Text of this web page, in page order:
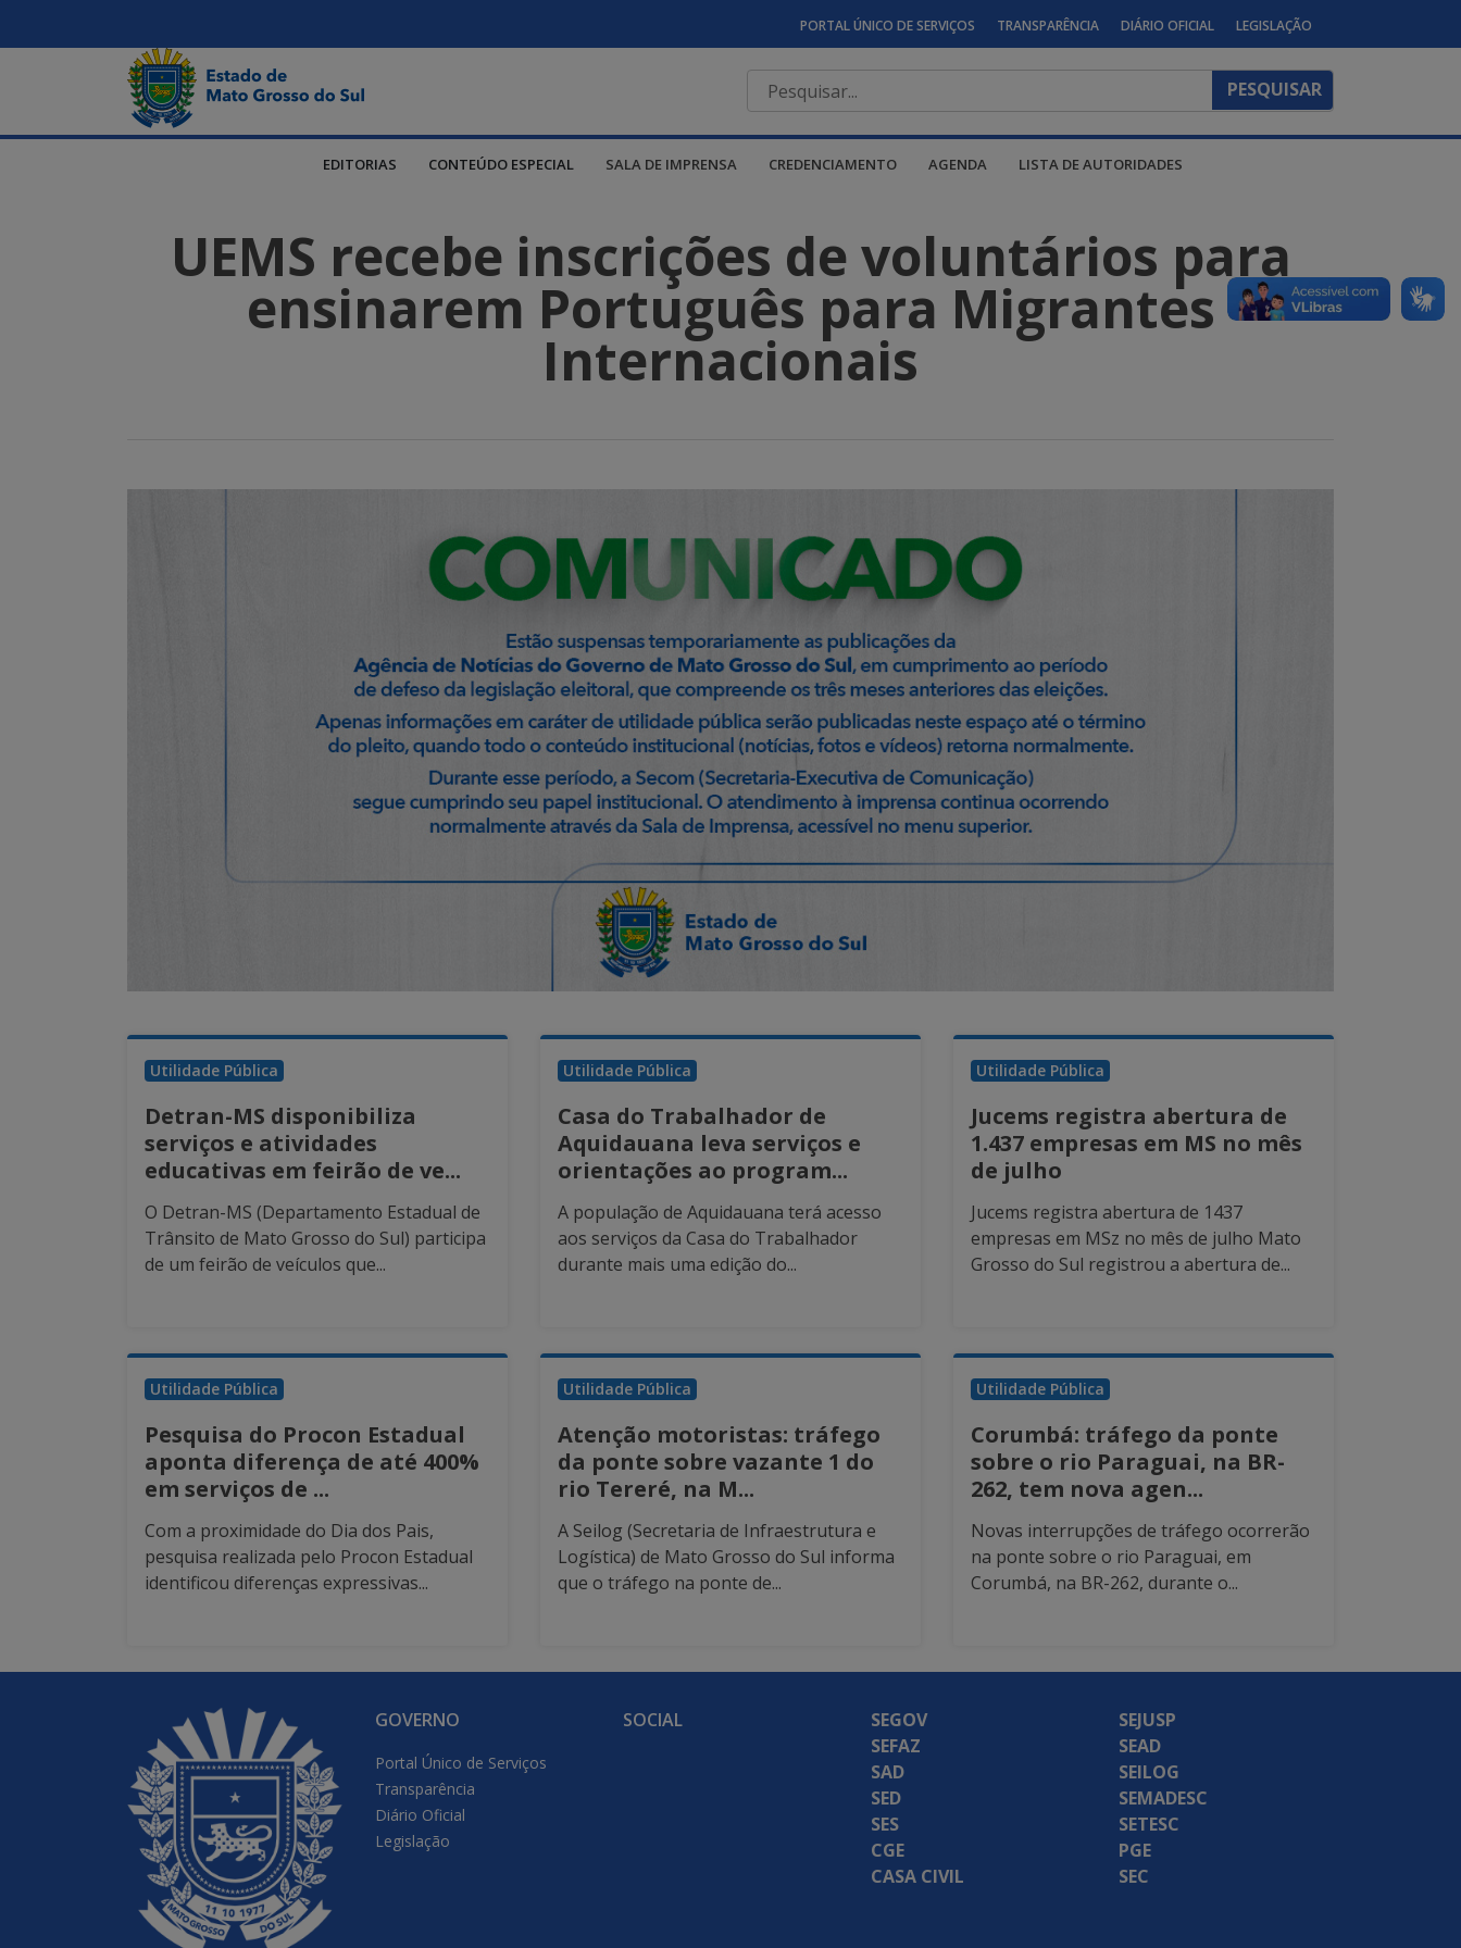
PORTAL ÚNICO DE SERVIÇOS TRANSPARÊNCIA DIÁRIO OFICIAL LEGISLAÇÃO
EDITORIAS CONTEÚDO ESPECIAL SALA DE IMPRENSA CREDENCIAMENTO AGENDA LISTA DE AUTORIDADES
UEMS recebe inscrições de voluntários para
ensinarem Português para Migrantes
Internacionais
Utilidade Pública
Detran-MS disponibiliza
serviços e atividades
educativas em feirão de ve...
O Detran-MS (Departamento Estadual de
Trânsito de Mato Grosso do Sul) participa
de um feirão de veículos que...
Utilidade Pública
Casa do Trabalhador de
Aquidauana leva serviços e
orientações ao program...
A população de Aquidauana terá acesso
aos serviços da Casa do Trabalhador
durante mais uma edição do...
Utilidade Pública
Jucems registra abertura de
1.437 empresas em MS no mês
de julho
Jucems registra abertura de 1437
empresas em MSz no mês de julho Mato
Grosso do Sul registrou a abertura de...
Utilidade Pública
Pesquisa do Procon Estadual
aponta diferença de até 400%
em serviços de ...
Com a proximidade do Dia dos Pais,
pesquisa realizada pelo Procon Estadual
identificou diferenças expressivas...
Utilidade Pública
Atenção motoristas: tráfego
da ponte sobre vazante 1 do
rio Tereré, na M...
A Seilog (Secretaria de Infraestrutura e
Logística) de Mato Grosso do Sul informa
que o tráfego na ponte de...
Utilidade Pública
Corumbá: tráfego da ponte
sobre o rio Paraguai, na BR-
262, tem nova agen...
Novas interrupções de tráfego ocorrerão
na ponte sobre o rio Paraguai, em
Corumbá, na BR-262, durante o...
GOVERNO
Portal Único de Serviços
Transparência
Diário Oficial
Legislação
SOCIAL
SEGOV
SEFAZ
SAD
SED
SES
CGE
CASA CIVIL
SEJUSP
SEAD
SEILOG
SEMADESC
SETESC
PGE
SEC